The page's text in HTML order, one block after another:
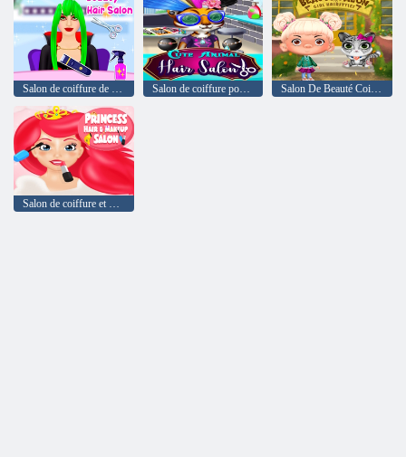
Salon de coiffure de beauté Salon de coiffure pour animaux mignons Salon De Beauté Coiffures Pour Filles
Salon de coiffure et de maquillage Princesse